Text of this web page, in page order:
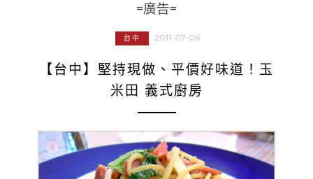
=廣告=
台中 2011-07-06
【台中】堅持現做、平價好味道！玉
米田 義式廚房